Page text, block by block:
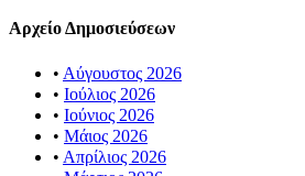
Αρχείο Δημοσιεύσεων
• Αύγουστος 2026
• Ιούλιος 2026
• Ιούνιος 2026
• Μάιος 2026
• Απρίλιος 2026